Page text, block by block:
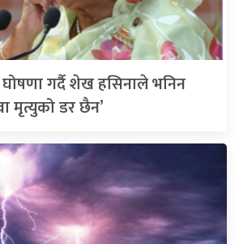
गर्दै शेख हसिनाले भनिन
मृत्युको डर छैन’